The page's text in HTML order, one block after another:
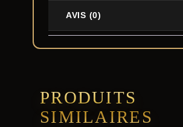
AVIS (0)
PRODUITS
SIMILAIRES